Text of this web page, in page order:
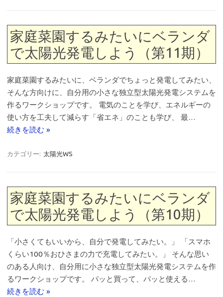
家庭菜園するみたいにベランダ
で太陽光発電しよう（第11期）
家庭菜園するみたいに、ベランダでちょっと発電してみたい、
そんな方向けに、自分用の小さな独立型太陽光発電システムを
作るワークショップです。 電気のことを学び、エネルギーの
使い方を工夫して減らす「省エネ」のことも学び、 最…
続きを読む »
カテゴリー: 太陽光WS
家庭菜園するみたいにベランダ
で太陽光発電しよう（第10期）
「小さくてもいいから、自分で発電してみたい。」 「スマホ
くらい100％おひさまの力で充電してみたい。」 そんな思い
のある人向け、自分用に小さな独立型太陽光発電システムを作
るワークショップです。 パッと買って、パッと使える…
続きを読む »